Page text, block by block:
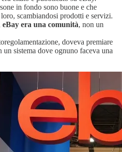
in fondo sono buone e che
scambiandosi prodotti e servizi.
eBay era una comunità, non un
doveva premiare
sistema dove ognuno faceva una